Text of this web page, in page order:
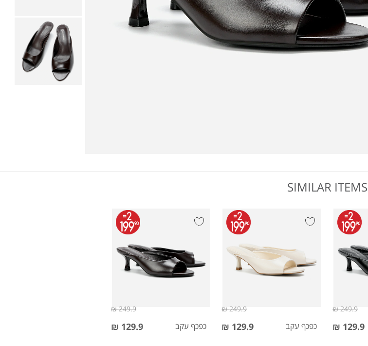
SIMILAR ITEMS
129.9 ₪
249.9 ₪
כפכף עקב 129.9 ₪
249.9 ₪
כפכף עקב 129.9 ₪
249.9 ₪